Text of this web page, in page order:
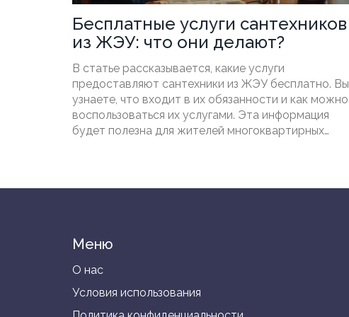
Бесплатные услуги сантехников
из ЖЭУ: что они делают?
В статье рассказывается, какие услуги
предоставляют сантехники из ЖЭУ бесплатно. Вы
узнаете, что входит в их обязанности и как можно
воспользоваться их услугами. Эта информация
будет полезна для жителей многоквартирных
Меню
О нас
Условия использования